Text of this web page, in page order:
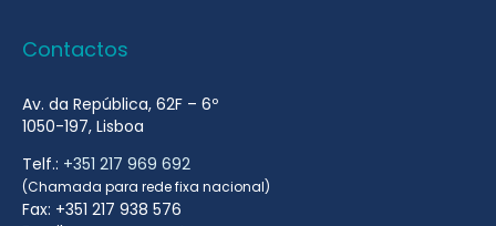
Contactos
Av. da República, 62F – 6º
1050-197, Lisboa
Telf.: +351 217 969 692
(Chamada para rede fixa nacional)
Fax: +351 217 938 576